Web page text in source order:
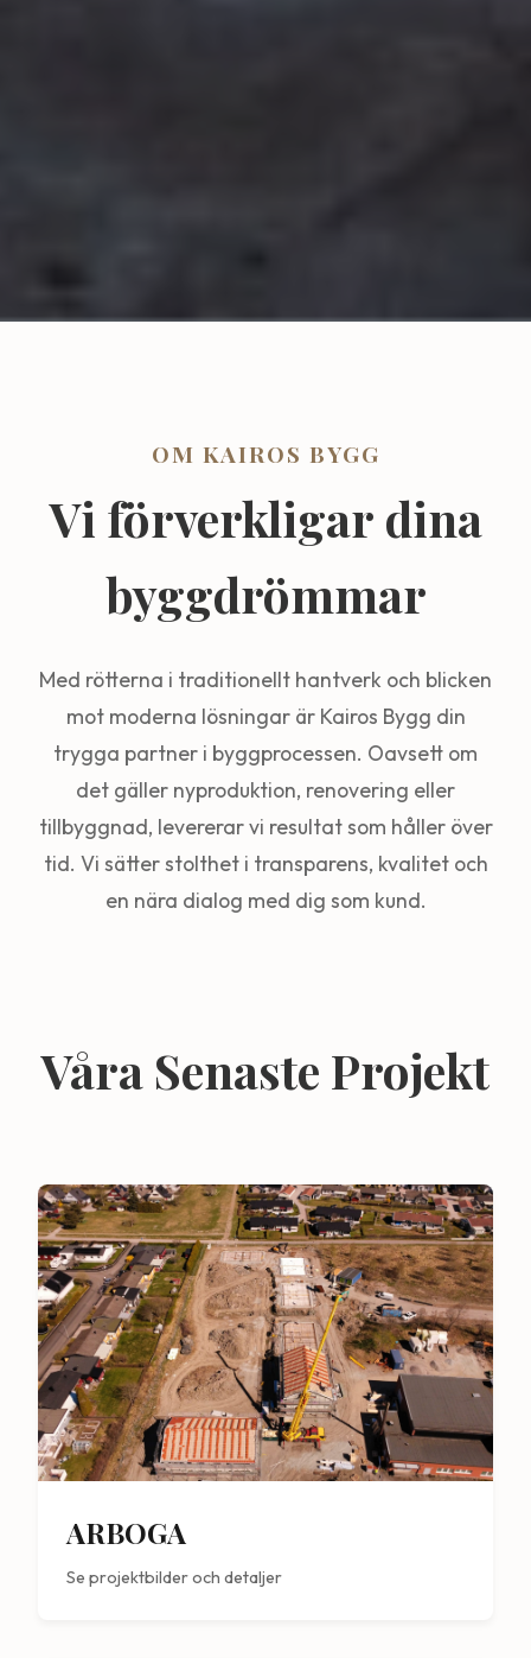
OM KAIROS BYGG
Vi förverkligar dina
byggdrömmar
Med rötterna i traditionellt hantverk och blicken
mot moderna lösningar är Kairos Bygg din
trygga partner i byggprocessen. Oavsett om
det gäller nyproduktion, renovering eller
tillbyggnad, levererar vi resultat som håller över
tid. Vi sätter stolthet i transparens, kvalitet och
en nära dialog med dig som kund.
Våra Senaste Projekt
ARBOGA
Se projektbilder och detaljer